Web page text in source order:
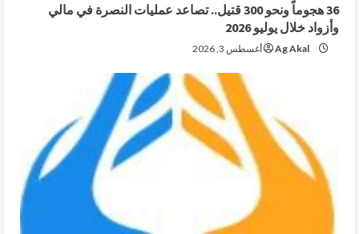
36 هجوماً ونحو 300 قتيل.. تصاعد عمليات النصرة في مالي
وأزواد خلال يوليو 2026
Ag Akal أغسطس 3, 2026